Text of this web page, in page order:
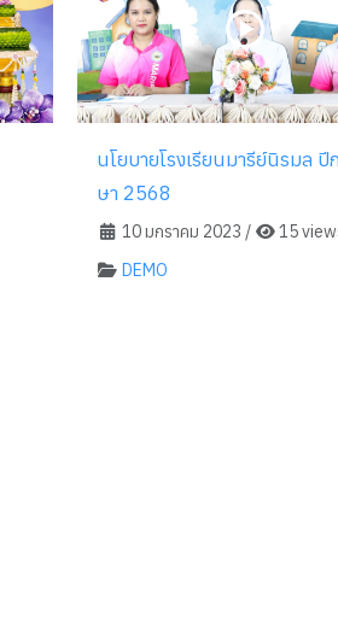
นโยบายโรงเรียนมารีย์นิรมล ปี
ษา 2568
10 มกราคม 2023 /
15
DEMO